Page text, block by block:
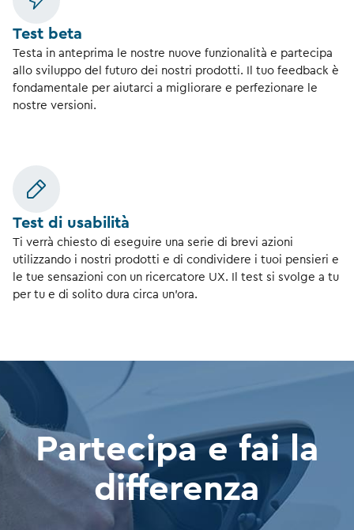
Test beta
Testa in anteprima le nostre nuove funzionalità e partecipa
allo sviluppo del futuro dei nostri prodotti. Il tuo feedback è
fondamentale per aiutarci a migliorare e perfezionare le
nostre versioni.
Test di usabilità
Ti verrà chiesto di eseguire una serie di brevi azioni
utilizzando i nostri prodotti e di condividere i tuoi pensieri e
le tue sensazioni con un ricercatore UX. Il test si svolge a tu
per tu e di solito dura circa un'ora.
Partecipa e fai la
differenza